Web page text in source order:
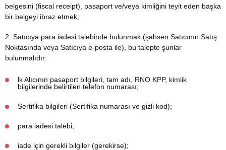
belgesini (fiscal receipt), pasaport ve/veya kimliğini teyit eden başka
bir belgeyi ibraz etmek;
2. Satıcıya para iadesi talebinde bulunmak (şahsen Satıcının Satış
Noktasında veya Satıcıya e-posta ile), bu talepte şunlar
bulunmalıdır:
lk Alıcının pasaport bilgileri, tam adı, RNO KPP, kimlik
bilgilerinde belirtilen telefon numarası;
Sertifika bilgileri (Sertifika numarası ve gizli kod);
para iadesi talebi;
iade için gerekli bilgiler (gerekirse);